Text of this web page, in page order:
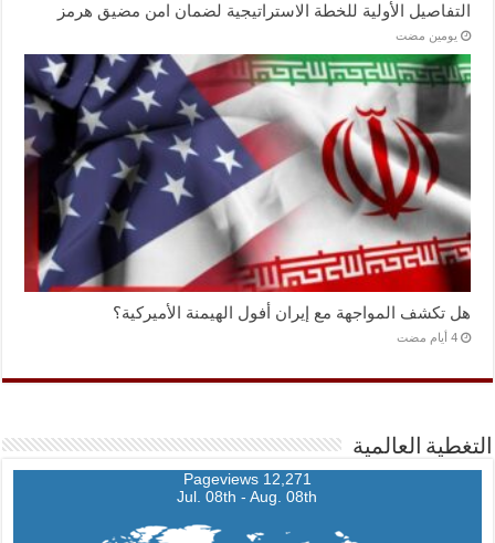
التفاصيل الأولية للخطة الاستراتيجية لضمان امن مضيق هرمز
‏يومين مضت
هل تكشف المواجهة مع إيران أفول الهيمنة الأميركية؟
‏4 أيام مضت
التغطية العالمية
12,271 Pageviews
Jul. 08th - Aug. 08th